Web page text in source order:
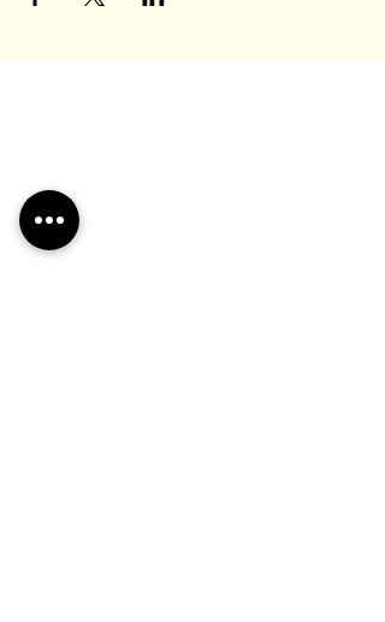
Laboratory of Collective &